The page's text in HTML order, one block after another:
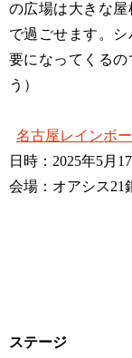
の広場は大きな
で過ごせます。
要になってくる
う）
名古屋レインボ
日時：2025年5月
会場：オアシス21
ステージ